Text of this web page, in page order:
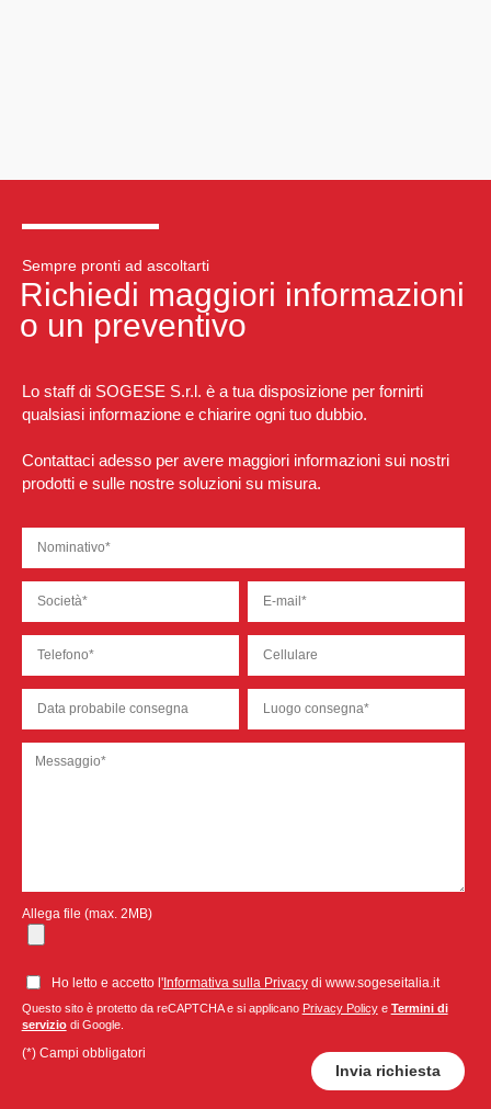
Sempre pronti ad ascoltarti
Richiedi maggiori informazioni
o un preventivo
Lo staff di SOGESE S.r.l. è a tua disposizione per fornirti
qualsiasi informazione e chiarire ogni tuo dubbio.
Contattaci adesso per avere maggiori informazioni sui nostri
prodotti e sulle nostre soluzioni su misura.
Allega file (max. 2MB)
Ho letto e accetto l'Informativa sulla Privacydi www.sogeseitalia.it
Questo sito è protetto da reCAPTCHA e si applicano Privacy Policye Termini di
serviziodi Google.
(*) Campi obbligatori